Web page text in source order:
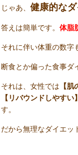
じゃあ、 健康的な
答えは簡単です。 体脂
それに伴い体重の数字
断食とか偏った食事ダ
それは、女性では 【
【リバウンドしやすい
す。
だから無理なダイエッ